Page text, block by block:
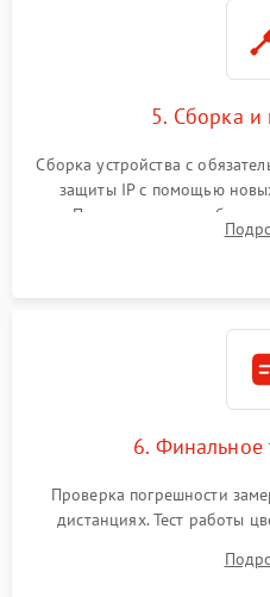
5. Сборка и
Сборка устройства с
защиты IP с помощью
Программная
абсолютно черному телу для
6. Финальное
Проверка погрешности
дистанциях. Тест работы
термограмм в память и
автономности работы и